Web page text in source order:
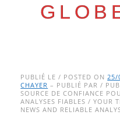
Main menu
to
content
PUBLIÉ LE / POSTED ON25/
CHAYER – PUBLIÉ PAR /
SOURCE DE CONFIANCE
ANALYSES FIABLES / YOUR
NEWS AND RELIABLE